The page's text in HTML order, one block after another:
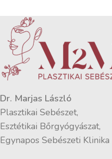
Dr. Marjas László
Plasztikai Sebészet,
Esztétikai Bőrgyógyászat,
Egynapos Sebészeti Klinika